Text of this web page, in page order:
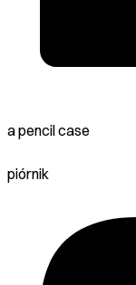
a pencil case
piórnik